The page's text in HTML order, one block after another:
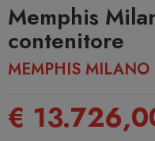
Memphis
contenitore
MEMPHIS MILANO
€